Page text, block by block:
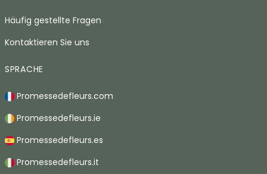
Häufig gestellte Fragen
Kontaktieren Sie uns
SPRACHE
Promessedefleurs.com
Promessedefleurs.ie
Promessedefleurs.es
Promessedefleurs.it